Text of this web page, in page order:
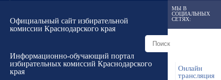
Официальный сайт избирательной
комиссии Краснодарского края
Информационно-обучающий портал
избирательных комиссий Краснодарского
края
МЫ В
СОЦИАЛЬНЫХ
СЕТЯХ:
Онлайн
трансляция